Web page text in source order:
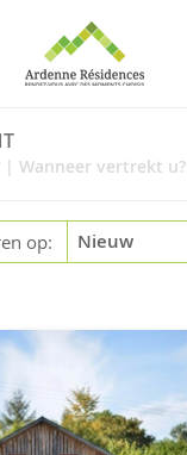
| Wanneer vertrekt u?
op: